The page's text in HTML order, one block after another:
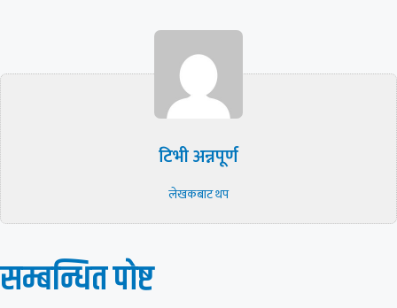
टिभी अन्नपूर्ण
लेखकबाट थप
सम्बन्धित पाेष्ट